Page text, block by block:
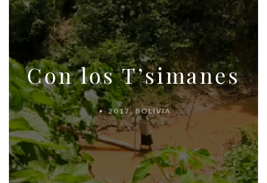
Con los T’simanes
2017,BOLIVIA